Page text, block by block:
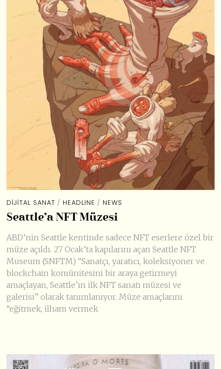
DIJITAL SANAT / HEADLINE / NEWS
Seattle’a NFT Müzesi
ABD’nin Seattle kentinde sadece NFT eserlere özel bir
müze açıldı. 27 Ocak’ta kapılarını açan Seattle NFT
Museum (SNFTM) “Sanatçı, yaratıcı, koleksiyoner ve
blockchain komünitesini bir araya getirmeyi
amaçlayan, Seattle’ın ilk NFT sanatı müzesi ve
galerisi” olarak tanımlanıyor. Müze amaçlarını
“eğitmek, ilham vermek